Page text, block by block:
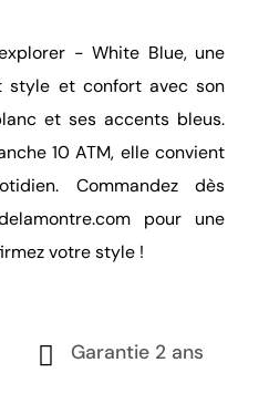
- White Blue, une
style et confort avec son
et ses accents bleus.
10 ATM, elle convient
Commandez dès
pour une
votre style !
Garantie 2 ans